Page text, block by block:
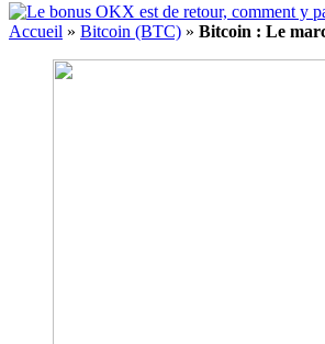
Accueil » Bitcoin (BTC) » Bitcoin : Le